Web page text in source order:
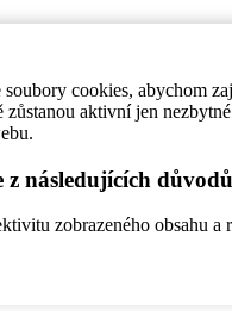
cookies, abychom
aktivní jen
následujících důvodů
zobrazeného obsahu